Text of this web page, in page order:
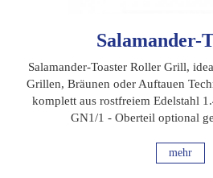
Salamander-
Salamander-Toaster Roller Grill,
Grillen, Bräunen oder Auftauen
komplett aus rostfreiem Edelstahl
GN1/1 - Oberteil optional
mehr